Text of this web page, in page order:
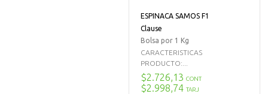
ESPINACA SAMOS F1
Clause
Bolsa por 1 Kg
CARACTERISTICAS
PRODUCTO:...
$2.726,13 CONT
$2.998,74 TARJ